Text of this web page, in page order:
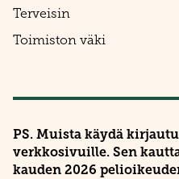
Terveisin
Toimiston väki
PS. Muista käydä
verkkosivuille. Sen
kauden 2026